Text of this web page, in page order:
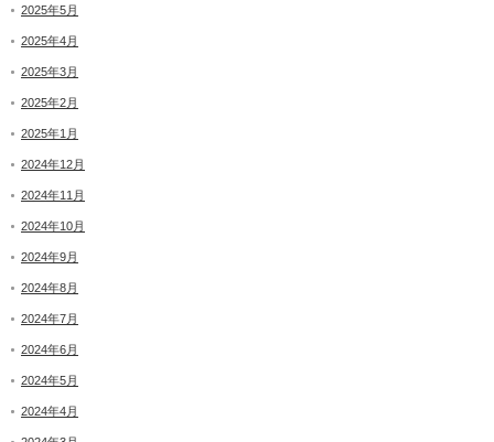
2025年5月
2025年4月
2025年3月
2025年2月
2025年1月
2024年12月
2024年11月
2024年10月
2024年9月
2024年8月
2024年7月
2024年6月
2024年5月
2024年4月